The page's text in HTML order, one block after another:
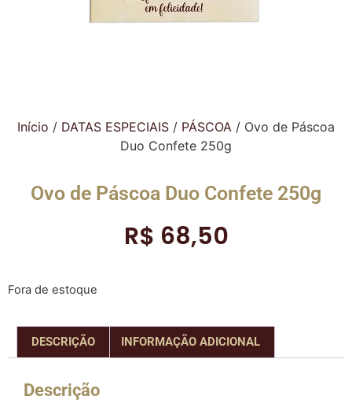
Início / DATAS ESPECIAIS / PÁSCOA / Ovo de Páscoa
Duo Confete 250g
Ovo de Páscoa Duo Confete 250g
R$ 68,50
Fora de estoque
DESCRIÇÃO INFORMAÇÃO ADICIONAL
Descrição